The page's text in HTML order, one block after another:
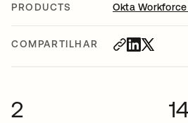
PRODUCTS Okta
COMPARTILHAR
2